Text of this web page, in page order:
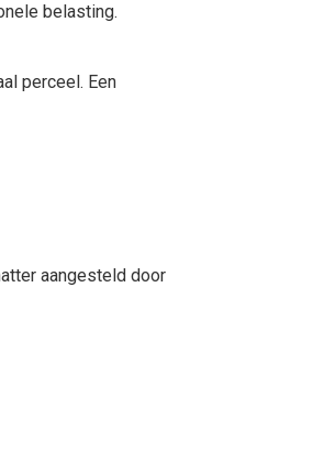
belasting.
perceel. Een
aangesteld door